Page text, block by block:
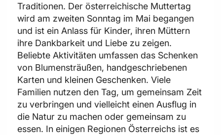
Traditionen. Der österreichische Muttertag
wird am zweiten Sonntag im Mai begangen
und ist ein Anlass für Kinder, ihren Müttern
ihre Dankbarkeit und Liebe zu zeigen.
Beliebte Aktivitäten umfassen das Schenken
von Blumensträußen, handgeschriebenen
Karten und kleinen Geschenken. Viele
Familien nutzen den Tag, um gemeinsam Zeit
zu verbringen und vielleicht einen Ausflug in
die Natur zu machen oder gemeinsam zu
essen. In einigen Regionen Österreichs ist es